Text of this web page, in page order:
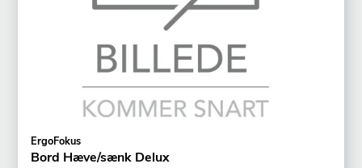
ErgoFokus
Bord Hæve/sænk Delux